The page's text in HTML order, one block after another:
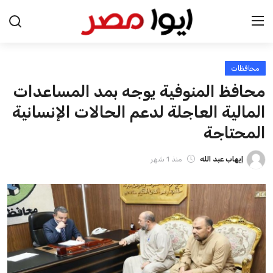
الرئيسية
اخبار مصر
عرب وعالم
اقتصاد
اخبار الرياضة
منوعات
فن وثقافة
محافظات
محافظ المنوفية يوجه بمد المساعدات
المالية العاجلة لدعم الحالات الإنسانية
المحتاجة
إيهاب عبد الله منذ 1 شهر